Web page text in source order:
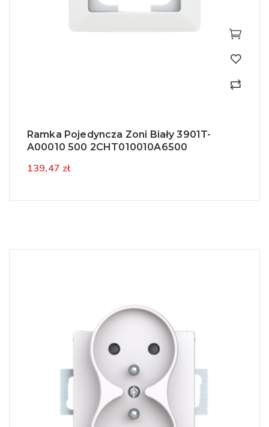
Ramka Pojedyncza Zoni Biały 3901T-
A00010 500 2CHT010010A6500
139,47 zł